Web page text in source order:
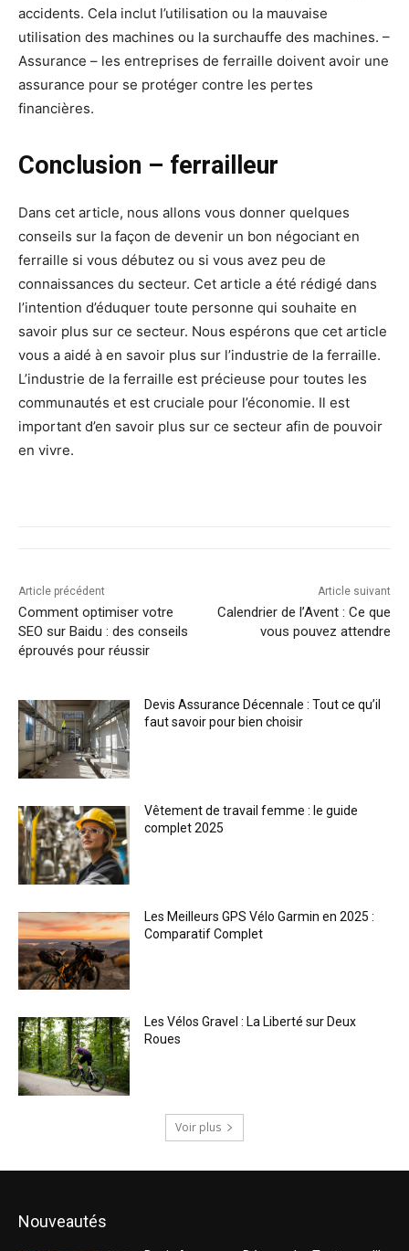
accidents. Cela inclut l’utilisation ou la mauvaise
utilisation des machines ou la surchauffe des machines. –
Assurance – les entreprises de ferraille doivent avoir une
assurance pour se protéger contre les pertes
financières.
Conclusion – ferrailleur
Dans cet article, nous allons vous donner quelques
conseils sur la façon de devenir un bon négociant en
ferraille si vous débutez ou si vous avez peu de
connaissances du secteur. Cet article a été rédigé dans
l’intention d’éduquer toute personne qui souhaite en
savoir plus sur ce secteur. Nous espérons que cet article
vous a aidé à en savoir plus sur l’industrie de la ferraille.
L’industrie de la ferraille est précieuse pour toutes les
communautés et est cruciale pour l’économie. Il est
important d’en savoir plus sur ce secteur afin de pouvoir
en vivre.
Article précédent
Comment optimiser votre
SEO sur Baidu : des conseils
éprouvés pour réussir
Article suivant
Calendrier de l’Avent : Ce que
vous pouvez attendre
Devis Assurance Décennale : Tout ce qu’il
faut savoir pour bien choisir
Vêtement de travail femme : le guide
complet 2025
Les Meilleurs GPS Vélo Garmin en 2025 :
Comparatif Complet
Les Vélos Gravel : La Liberté sur Deux
Roues
Voir plus
Nouveautés